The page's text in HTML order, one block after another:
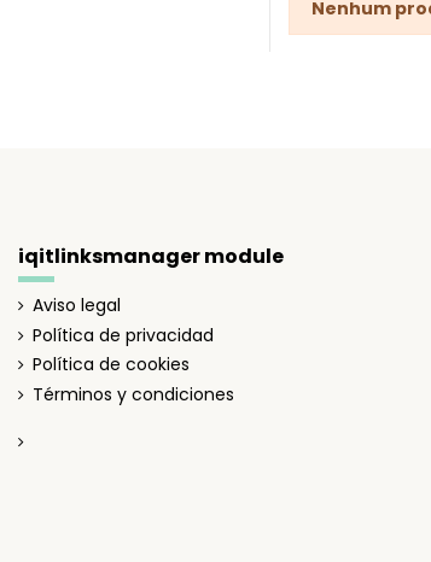
Nenhum
iqitlinksmanager module
Aviso legal
Política de privacidad
Política de cookies
Términos y condiciones